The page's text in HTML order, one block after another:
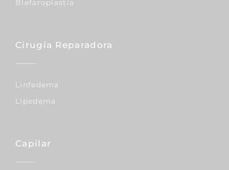
Blefaroplastia
Cirugía Reparadora
Linfedema
Lipedema
Capilar